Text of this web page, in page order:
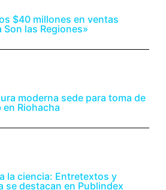
$40 millones en ventas
las Regiones»
moderna sede para toma de
Riohacha
la ciencia: Entretextos y
se destacan en Publindex